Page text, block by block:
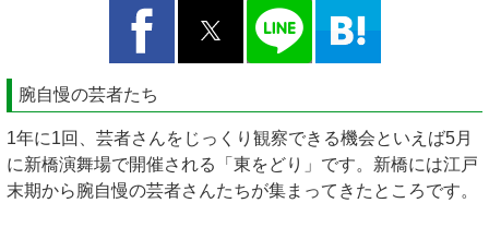
腕自慢の芸者たち
1年に1回、芸者さんをじっくり観察できる機会といえば5月
に新橋演舞場で開催される「東をどり」です。新橋には江戸
末期から腕自慢の芸者さんたちが集まってきたところです。